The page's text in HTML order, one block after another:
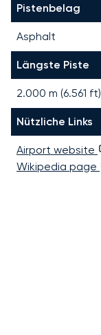
Pistenbelag
Asphalt
Längste Piste
2.000 m (6.561 ft)
Nützliche Links
Airport website
Wikipedia page